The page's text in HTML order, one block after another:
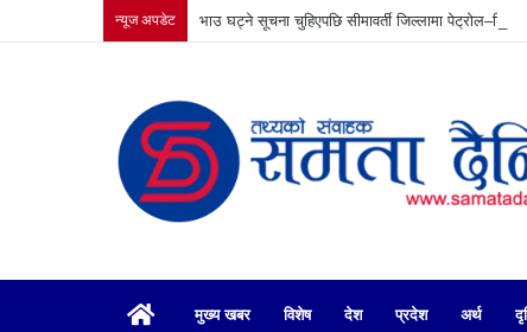
न्यूज अपडेट भाउ घट्ने सूचना चुहिएपछि सीमावर्ती जिल्लामा
गृहपृष्ठ मुख्य खबर विशेष देश प्रदेश अर्थ